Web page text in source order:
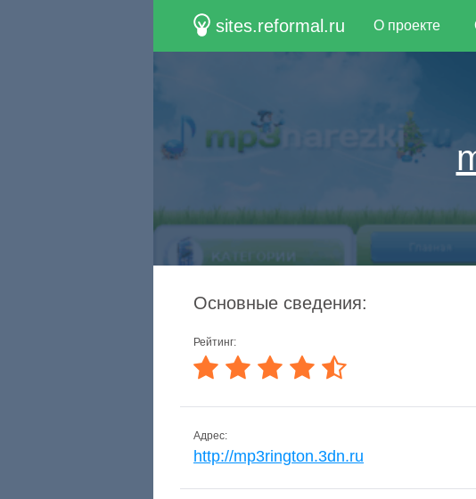
sites.reformal.ru О проекте
Основные сведения:
Рейтинг:
Адрес:
http://mp3rington.3dn.ru